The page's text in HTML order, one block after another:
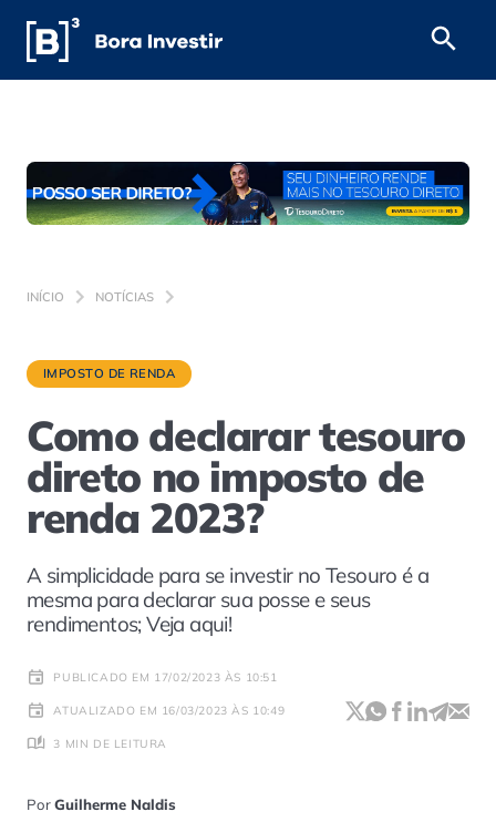
INÍCIO NOTÍCIAS
IMPOSTO DE RENDA
Como declarar tesouro
direto no imposto de
renda 2023?
A simplicidade para se investir no Tesouro é a
mesma para declarar sua posse e seus
rendimentos; Veja aqui!
PUBLICADO EM 17/02/2023 ÀS 10:51
ATUALIZADO EM 16/03/2023 ÀS 10:49
3 MIN DE LEITURA
PorGuilherme Naldis